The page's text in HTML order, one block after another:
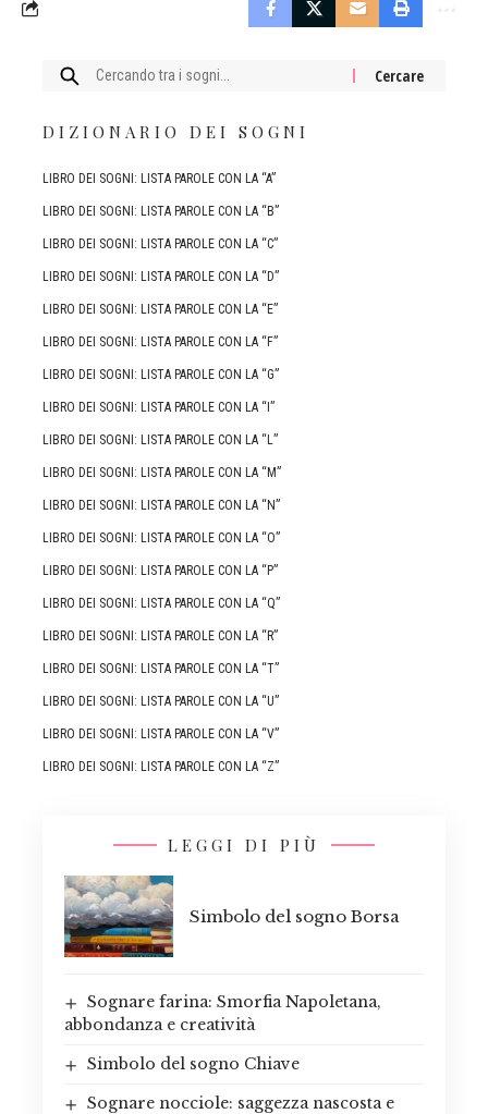
Cercare:
DIZIONARIO DEI SOGNI
LIBRO DEI SOGNI: LISTA PAROLE CON LA “A”
LIBRO DEI SOGNI: LISTA PAROLE CON LA “B”
LIBRO DEI SOGNI: LISTA PAROLE CON LA “C”
LIBRO DEI SOGNI: LISTA PAROLE CON LA “D”
LIBRO DEI SOGNI: LISTA PAROLE CON LA “E”
LIBRO DEI SOGNI: LISTA PAROLE CON LA “F”
LIBRO DEI SOGNI: LISTA PAROLE CON LA “G”
LIBRO DEI SOGNI: LISTA PAROLE CON LA “I”
LIBRO DEI SOGNI: LISTA PAROLE CON LA “L”
LIBRO DEI SOGNI: LISTA PAROLE CON LA “M”
LIBRO DEI SOGNI: LISTA PAROLE CON LA “N”
LIBRO DEI SOGNI: LISTA PAROLE CON LA “O”
LIBRO DEI SOGNI: LISTA PAROLE CON LA “P”
LIBRO DEI SOGNI: LISTA PAROLE CON LA “Q”
LIBRO DEI SOGNI: LISTA PAROLE CON LA “R”
LIBRO DEI SOGNI: LISTA PAROLE CON LA “T”
LIBRO DEI SOGNI: LISTA PAROLE CON LA “U”
LIBRO DEI SOGNI: LISTA PAROLE CON LA “V”
LIBRO DEI SOGNI: LISTA PAROLE CON LA “Z”
LEGGI DI PIÙ
Simbolo del sogno Borsa
Sognare farina: Smorfia Napoletana,
abbondanza e creatività
Simbolo del sogno Chiave
Sognare nocciole: saggezza nascosta e